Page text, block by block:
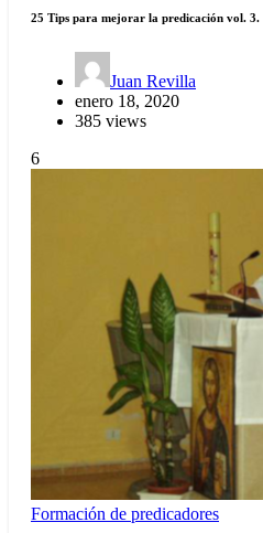
25 Tips para mejorar la predicación vol. 3.
Juan Revilla
enero 18, 2020
385 views
6
Formación de predicadores